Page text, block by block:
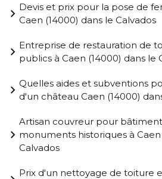
Devis et prix pour la pose de
Caen (14000) dans le Calvados
Entreprise de restauration de
publics à Caen (14000) dans le
Quelles aides et subventions
d'un château Caen (14000)
Artisan couvreur pour
monuments historiques à Caen
Calvados
Prix d'un nettoyage de toiture